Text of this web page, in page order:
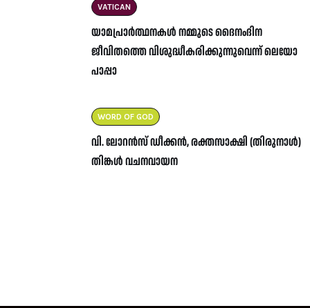
VATICAN
യാമപ്രാർത്ഥനകൾ നമ്മുടെ ദൈനംദിന
ജീവിതത്തെ വിശുദ്ധീകരിക്കുന്നുവെന്ന് ലെയോ
പാപ്പാ
WORD OF GOD
വി. ലോറൻസ് ഡീക്കൻ, രക്തസാക്ഷി (തിരുനാൾ)
തിങ്കൾ വചനവായന